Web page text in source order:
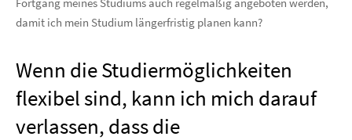
damit ich mein Studium längerfristig planen kann?
Wenn die Studiermöglichkeiten
flexibel sind, kann ich mich darauf
verlassen, dass die